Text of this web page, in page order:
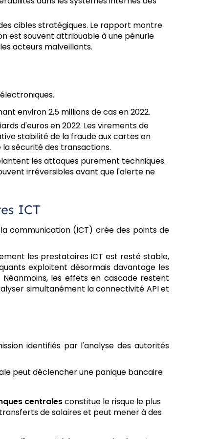
cibles stratégiques. Le rapport montre
est souvent attribuable à une pénurie
acteurs malveillants.
environ 2,5 millions de cas en 2022.
d'euros en 2022. Les virements de
stabilité de la fraude aux cartes en
la sécurité des transactions.
les attaques purement techniques.
irréversibles avant que l'alerte ne
ICT
communication (ICT) crée des points de
les prestataires ICT est resté stable,
exploitent désormais davantage les
les effets en cascade restent
simultanément la connectivité API et
identifiés par l'analyse des autorités
peut déclencher une panique bancaire
centralesconstitue le risque le plus
de salaires et peut mener à des